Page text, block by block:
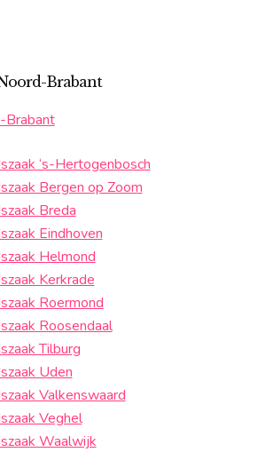
Brabant
Brabant
‘s-Hertogenbosch
Bergen op Zoom
Breda
Eindhoven
Helmond
Kerkrade
Roermond
Roosendaal
Tilburg
Uden
Valkenswaard
Veghel
Waalwijk